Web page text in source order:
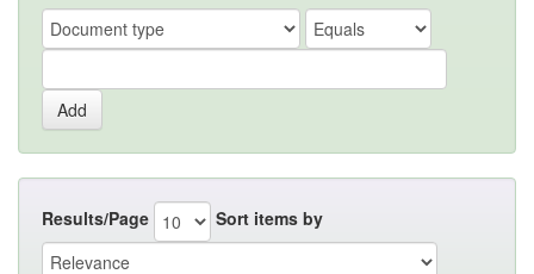
Results/Page Sort items by